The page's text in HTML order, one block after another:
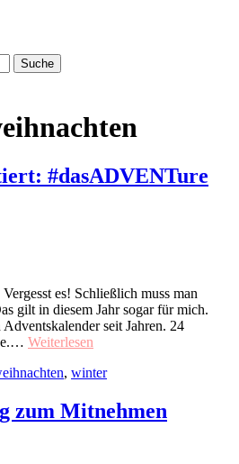
#dasADVENTure
es! Schließlich muss man
gilt in diesem Jahr sogar für mich.
seit Jahren. 24
Weiterlesen
, winter
zum Mitnehmen